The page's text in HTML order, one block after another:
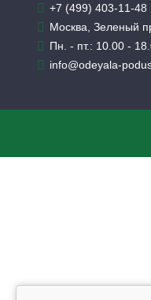
+7 (499) 403-11-48
Москва, Зеленый
Пн. - пт.: 10.00 -
info@odeyala-